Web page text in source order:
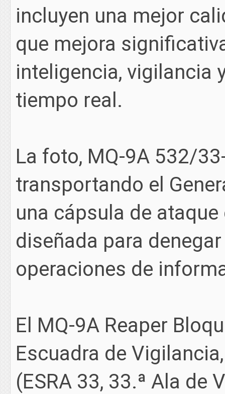
incluyen una mejor
que mejora
inteligencia, vigilancia
tiempo real.
La foto, MQ-9A 532/
transportando el
una cápsula de
diseñada para
operaciones de
El MQ-9A Reaper
Escuadra de
(ESRA 33, 33.ª Ala de